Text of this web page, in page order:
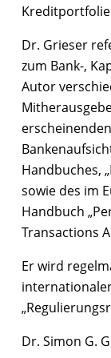
Dr. Grieser
zum Bank-,
Autor
Handbuches,
sowie des im
Handbuch
Transactions
Er wird
Dr. Simon G.